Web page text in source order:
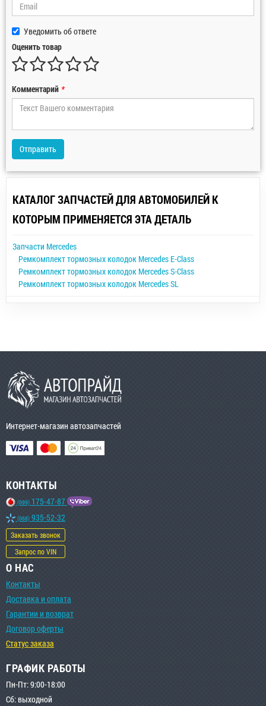
Уведомить об ответе
Оценить товар
Комментарий *
Отправить
КАТАЛОГ ЗАПЧАСТЕЙ ДЛЯ АВТОМОБИЛЕЙ К
КОТОРЫМ ПРИМЕНЯЕТСЯ ЭТА ДЕТАЛЬ
Запчасти Mercedes
Ремкомплект тормозных колодок Mercedes E-Class
Ремкомплект тормозных колодок Mercedes S-Class
Ремкомплект тормозных колодок Mercedes SL
Интернет-магазин автозапчастей
КОНТАКТЫ
(099) 175-47-87
(068) 935-52-32
Заказать звонок
Запрос по VIN
О НАС
Контакты
Доставка и оплата
Гарантии и возврат
Договор оферты
Статус заказа
ГРАФИК РАБОТЫ
Пн-Пт: 9:00-18:00
Сб: выходной